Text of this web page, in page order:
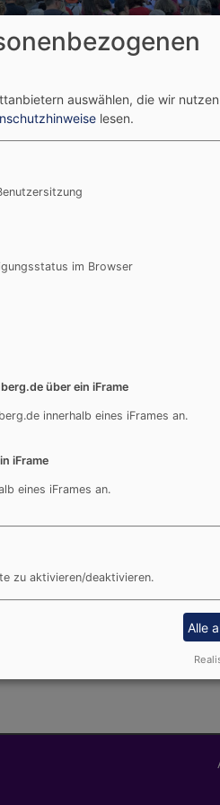
Frieden
als am Samstag, den
Day" mehrstimmig
Chören waren auch viele
aufmerksam
bei. Mit der
Band einen besonderen
Schmerer, die als
in ein ganz besonderes
Musikers Mathisyahu
Unter den Teilnehmern
von einer Sehnsucht:
say, that we don't wanna
Eskalation im
verschiedenen Menschen
auswählen, die wir
lesen.
im Browser
über ein iFrame
innerhalb eines iFrames an.
iFrame
eines iFrames an.
zu aktivieren/deaktivieren.
Alle